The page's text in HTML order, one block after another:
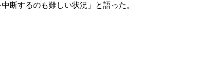
断するのも難しい状況」と語った。